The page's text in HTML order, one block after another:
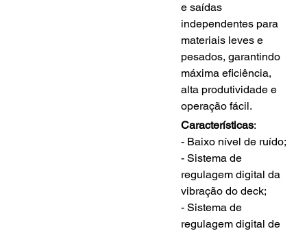
e saídas
independentes para
materiais leves e
pesados, garantindo
máxima eficiência,
alta produtividade e
operação fácil.
Características:
- Baixo nível de ruído;
- Sistema de
regulagem digital da
vibração do deck;
- Sistema de
regulagem digital de